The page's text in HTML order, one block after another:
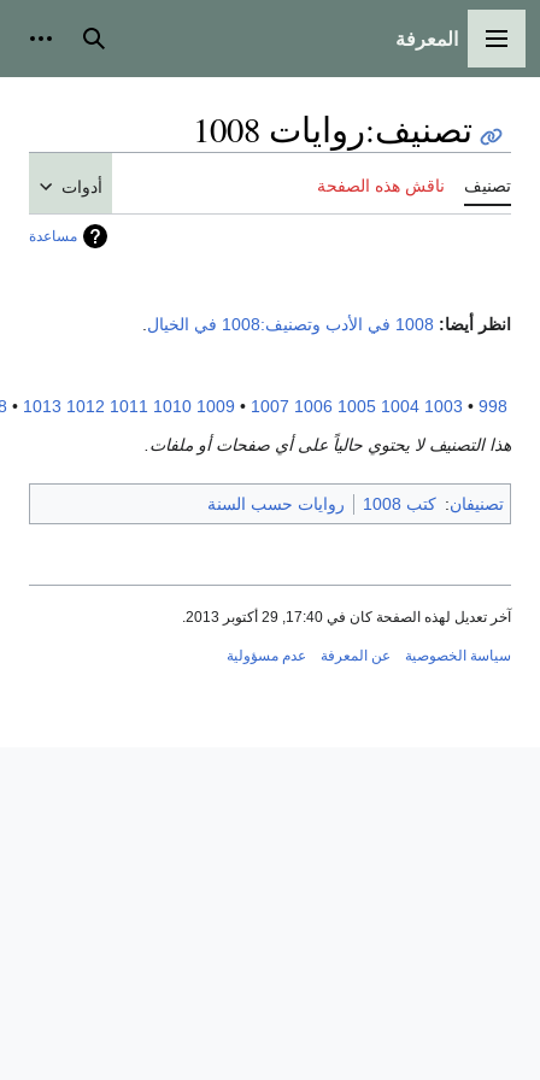
القائمة الرئيسية
المعرفة بحث
تصنيف:روايات 1008
ناقش هذه الصفحة أدوات
مساعدة
أيضا: 1008 في الأدب وتصنيف:1008 في الخيال .
•
1003
1004
1005
1006
1007
•
1009
1010
1011
1012
1013
•
1018
التصنيف لا يحتوي حالياً على أي صفحات أو ملفات.
تصنيفان: كتب 1008 روايات حسب السنة
تعديل لهذه الصفحة كان في 17:40, 29 أكتوبر 2013.
الخصوصية عن المعرفة عدم مسؤولية